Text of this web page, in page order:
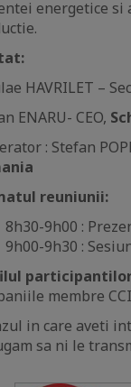
energetice si
HAVRILET –
ENARU- CEO,
: Stefan
reuniunii:
8h30-9h00 :
9h00-9h30 :
membre
in care aveti
sa ni le